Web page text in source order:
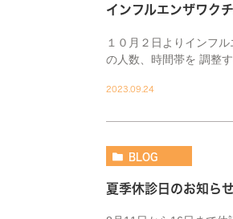
インフルエンザワク
１０月２日よりインフ
の人数、時間帯を 調整
2023.09.24
BLOG
夏季休診日のお知ら